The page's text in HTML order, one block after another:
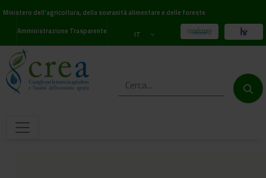
Ministero dell'agricoltura, della sovranità alimentare e delle foreste
Amministrazione Trasparente
IT